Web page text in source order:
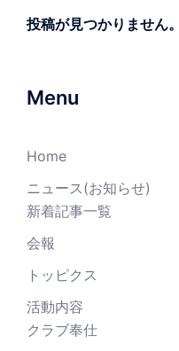
投稿が見つかりません。
Menu
Home
ニュース(お知らせ)
新着記事一覧
会報
トッピクス
活動内容
クラブ奉仕